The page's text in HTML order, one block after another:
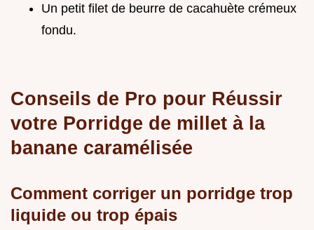
Un petit filet de beurre de cacahuète crémeux
fondu.
Conseils de Pro pour Réussir
votre Porridge de millet à la
banane caramélisée
Comment corriger un porridge trop
liquide ou trop épais